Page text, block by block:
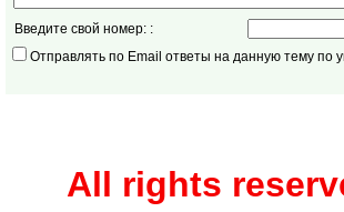
Введите свой номер: :
Отправлять по Email ответы на данную тему по
All rights